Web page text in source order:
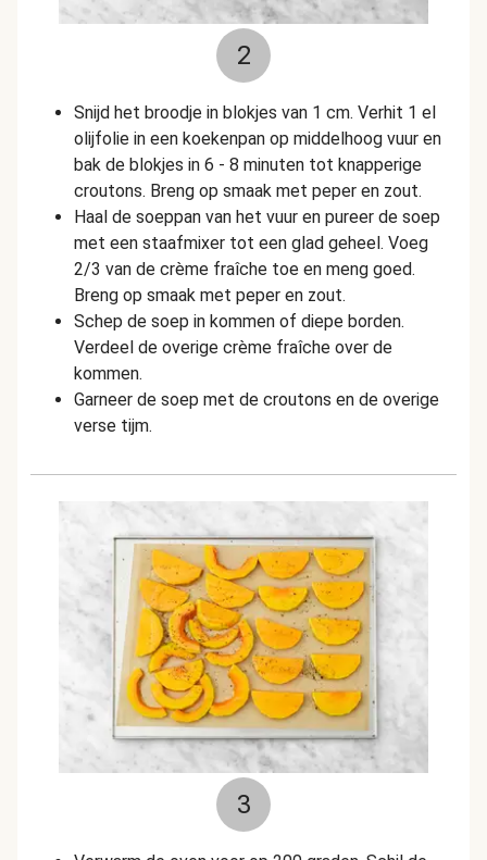
2
Snijd het broodje in blokjes van 1 cm. Verhit 1 el
olijfolie in een koekenpan op middelhoog vuur en
bak de blokjes in 6 - 8 minuten tot knapperige
croutons. Breng op smaak met peper en zout.
Haal de soeppan van het vuur en pureer de soep
met een staafmixer tot een glad geheel. Voeg
2/3 van de crème fraîche toe en meng goed.
Breng op smaak met peper en zout.
Schep de soep in kommen of diepe borden.
Verdeel de overige crème fraîche over de
kommen.
Garneer de soep met de croutons en de overige
verse tijm.
3